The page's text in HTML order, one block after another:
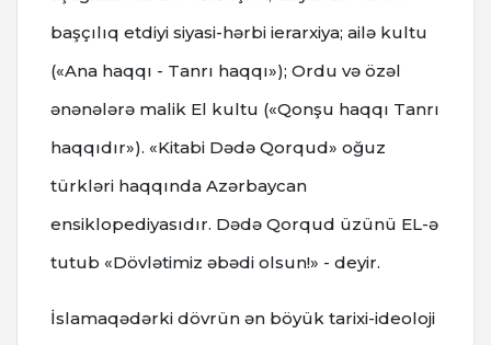
başçılıq etdiyi siyasi-hərbi ierarxiya; ailə kultu
(«Ana haqqı - Tanrı haqqı»); Ordu və özəl
ənənələrə malik El kultu («Qonşu haqqı Tanrı
haqqıdır»). «Kitabi Dədə Qorqud» oğuz
türkləri haqqında Azərbaycan
ensiklopediyasıdır. Dədə Qorqud üzünü EL-ə
tutub «Dövlətimiz əbədi olsun!» - deyir.
İslamaqədərki dövrün ən böyük tarixi-ideoloji